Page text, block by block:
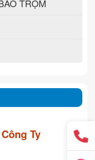
TRỘM
Công Ty